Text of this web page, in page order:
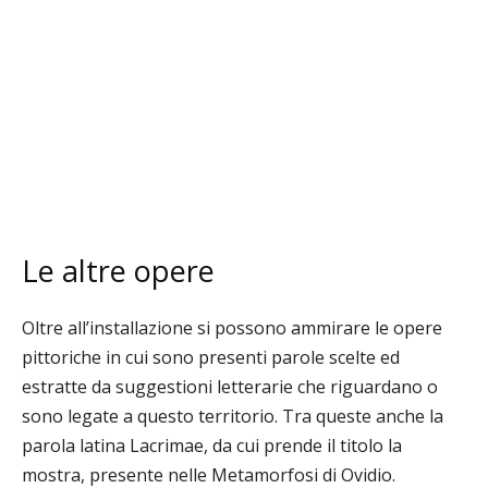
Le altre opere
Oltre all’installazione si possono ammirare le opere
pittoriche in cui sono presenti parole scelte ed
estratte da suggestioni letterarie che riguardano o
sono legate a questo territorio. Tra queste anche la
parola latina Lacrimae, da cui prende il titolo la
mostra, presente nelle Metamorfosi di Ovidio.